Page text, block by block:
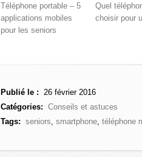
Téléphone portable – 5
applications mobiles
pour les seniors
Quel
choisir pour
Publié le :
26 février 2016
Catégories: Conseils et astuces
Tags: seniors smartphone téléphone